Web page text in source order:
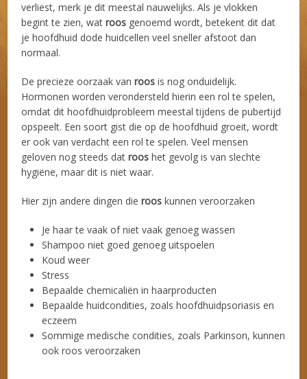
verliest, merk je dit meestal nauwelijks. Als je vlokken
begint te zien, watroos genoemd wordt, betekent dit dat
je hoofdhuid dode huidcellen veel sneller afstoot dan
normaal.
De precieze oorzaak vanroos is nog onduidelijk.
Hormonen worden verondersteld hierin een ​​rol te spelen,
omdat dit hoofdhuidprobleem meestal tijdens de pubertijd
opspeelt. Een soort gist die op de hoofdhuid groeit, wordt
er ook van verdacht een rol te spelen. Veel mensen
geloven nog steeds datroos het gevolg is van slechte
hygiëne, maar dit is niet waar.
Hier zijn andere dingen dieroos kunnen veroorzaken
Je haar te vaak of niet vaak genoeg wassen
Shampoo niet goed genoeg uitspoelen
Koud weer
Stress
Bepaalde chemicaliën in haarproducten
Bepaalde huidcondities, zoals hoofdhuidpsoriasis en
eczeem
Sommige medische condities, zoals Parkinson, kunnen
ook roos veroorzaken